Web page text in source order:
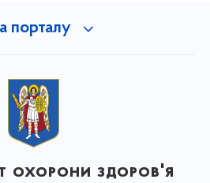
порталу
охорони здоров'я